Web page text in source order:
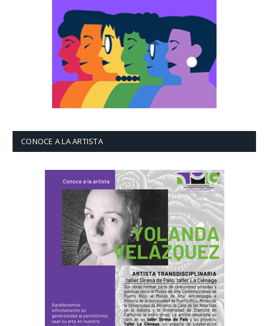
CONOCE A LA ARTISTA